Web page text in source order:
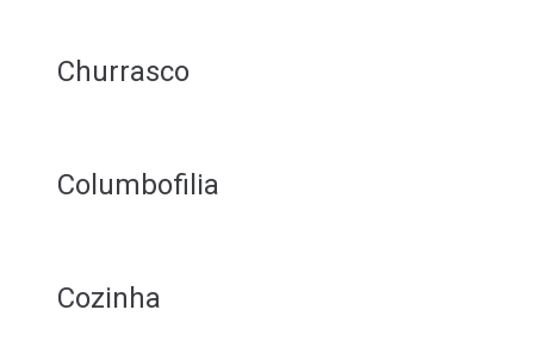
Churrasco
Columbofilia
Cozinha